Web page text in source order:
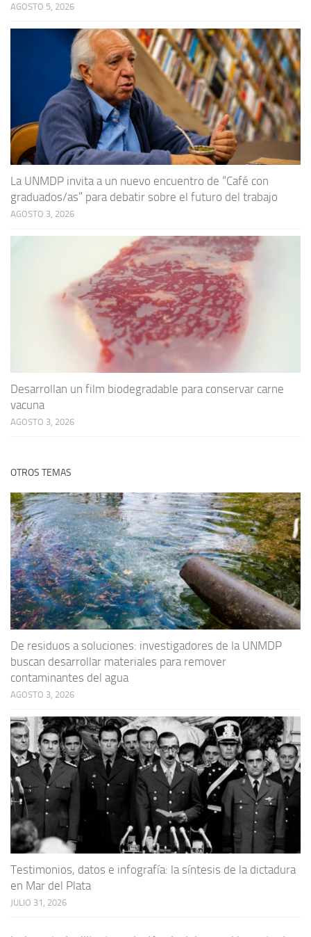
AGOSTO 5, 2026
La UNMDP invita a un nuevo encuentro de “Café con
graduados/as” para debatir sobre el futuro del trabajo
AGOSTO 3, 2026
Desarrollan un film biodegradable para conservar carne
vacuna
AGOSTO 3, 2026
OTROS TEMAS
De residuos a soluciones: investigadores de la UNMDP
buscan desarrollar materiales para remover
contaminantes del agua
AGOSTO 3, 2026
Testimonios, datos e infografía: la síntesis de la dictadura
en Mar del Plata
JULIO 31, 2026